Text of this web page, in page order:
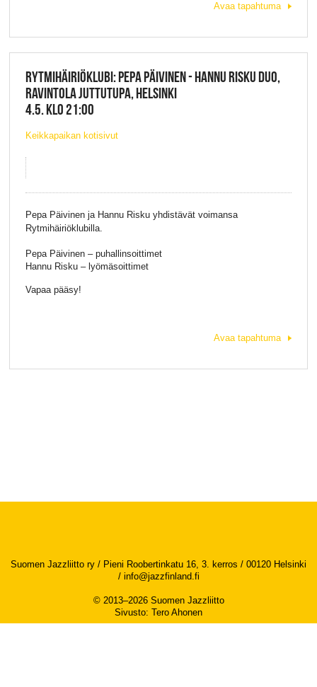
Avaa tapahtuma
RYTMIHÄIRIÖKLUBI: PEPA PÄIVINEN - HANNU RISKU DUO,
RAVINTOLA JUTTUTUPA, HELSINKI
4.5. KLO 21:00
Keikkapaikan kotisivut
Pepa Päivinen ja Hannu Risku yhdistävät voimansa
Rytmihäiriöklubilla.
Pepa Päivinen – puhallinsoittimet
Hannu Risku – lyömäsoittimet
Vapaa pääsy!
Avaa tapahtuma
Suomen Jazzliitto ry / Pieni Roobertinkatu 16, 3. kerros / 00120 Helsinki
/ info@jazzfinland.fi
© 2013–2026 Suomen Jazzliitto
Sivusto: Tero Ahonen